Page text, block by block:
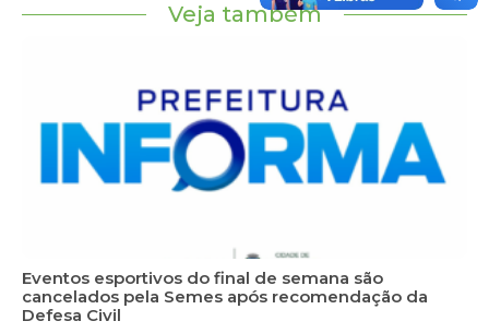
Veja também
Eventos esportivos do final de semana são
cancelados pela Semes após recomendação da
Defesa Civil